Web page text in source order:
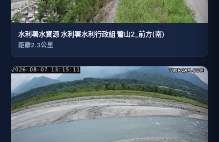
水利署水資源 水利署水利行政組 鸞山2_前方(南)
距離2.3公里